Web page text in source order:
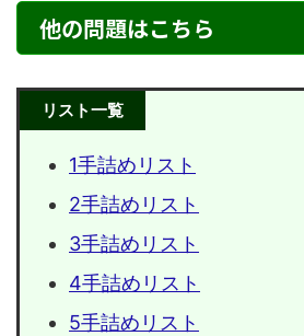
他の問題はこちら
リスト一覧
1手詰めリスト
2手詰めリスト
3手詰めリスト
4手詰めリスト
5手詰めリスト